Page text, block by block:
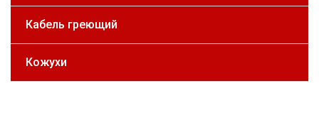
Кабель греющий
Кожухи